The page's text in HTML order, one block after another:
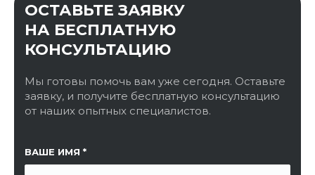
ОСТАВЬТЕ ЗАЯВКУ
НА БЕСПЛАТНУЮ
КОНСУЛЬТАЦИЮ
Мы готовы помочь вам уже сегодня. Оставьте
заявку, и получите бесплатную консультацию
от наших опытных специалистов.
ВАШЕ ИМЯ
ССЫЛКА НА СТРАНИЦУ